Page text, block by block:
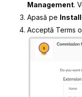
Management.
Apasă pe
Acceptă Terms